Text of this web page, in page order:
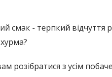
смак - терпкий відчуття
розібратися з усім